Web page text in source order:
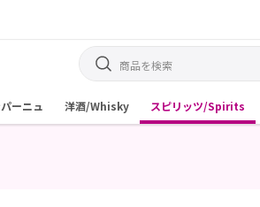
ーニュ 洋酒/Whisky スピリッツ/Spirits